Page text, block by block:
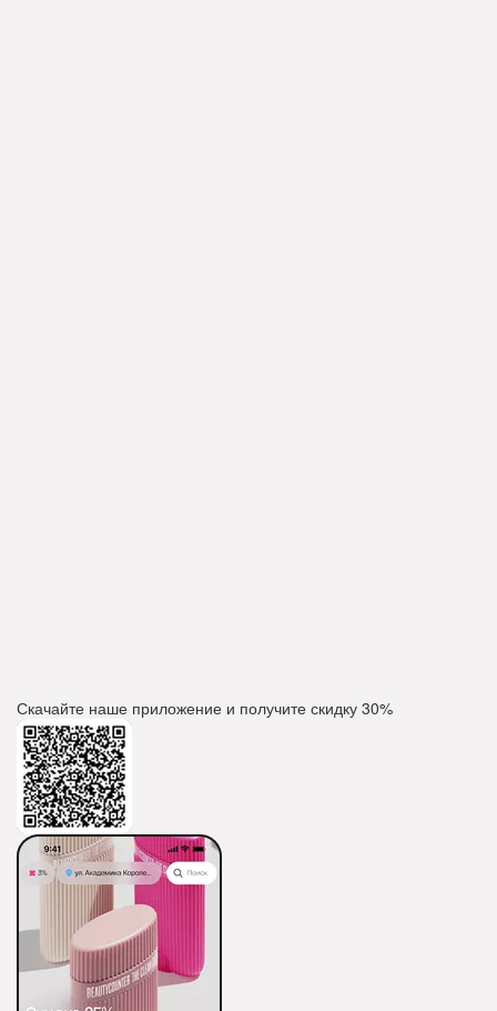
Скачайте наше приложение и получите скидку 30%